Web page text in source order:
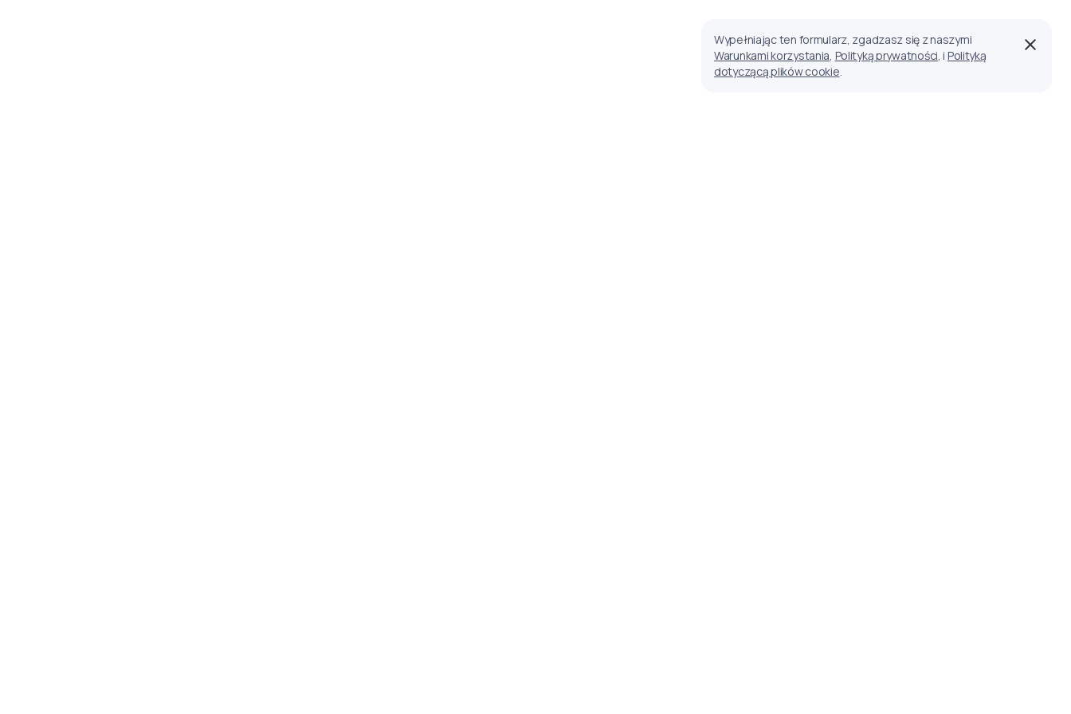
Wypełniając ten formularz, zgadzasz się z naszymi
Warunkami korzystania, Polityką prywatności, i Polityką
dotyczącą plików cookie.